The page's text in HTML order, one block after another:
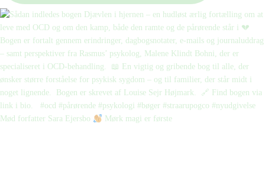
Mød forfatter Sara Ejersbo Mørk magi er første